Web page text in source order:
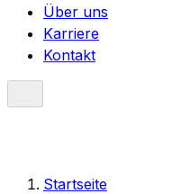
Über uns
Karriere
Kontakt
Startseite